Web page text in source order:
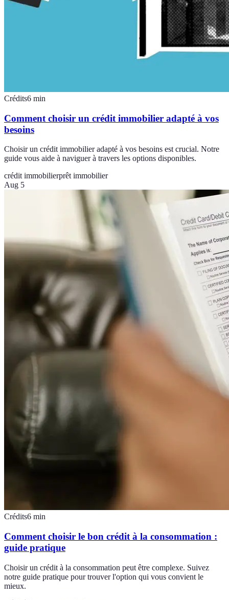
Crédits6 min
Comment choisir un crédit immobilier adapté à vos
besoins
Choisir un crédit immobilier adapté à vos besoins est crucial. Notre
guide vous aide à naviguer à travers les options disponibles.
crédit immobilierprêt immobilier
Aug 5
Crédits6 min
Comment choisir le bon crédit à la consommation :
guide pratique
Choisir un crédit à la consommation peut être complexe. Suivez
notre guide pratique pour trouver l'option qui vous convient le
mieux.